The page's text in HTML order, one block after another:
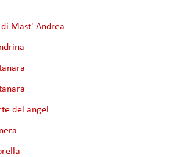
di Mast' Andrea
del angel